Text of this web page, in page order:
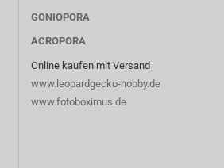
GONIOPORA
ACROPORA
Online kaufen mit Versand
www.leopardgecko-hobby.de
www.fotoboximus.de